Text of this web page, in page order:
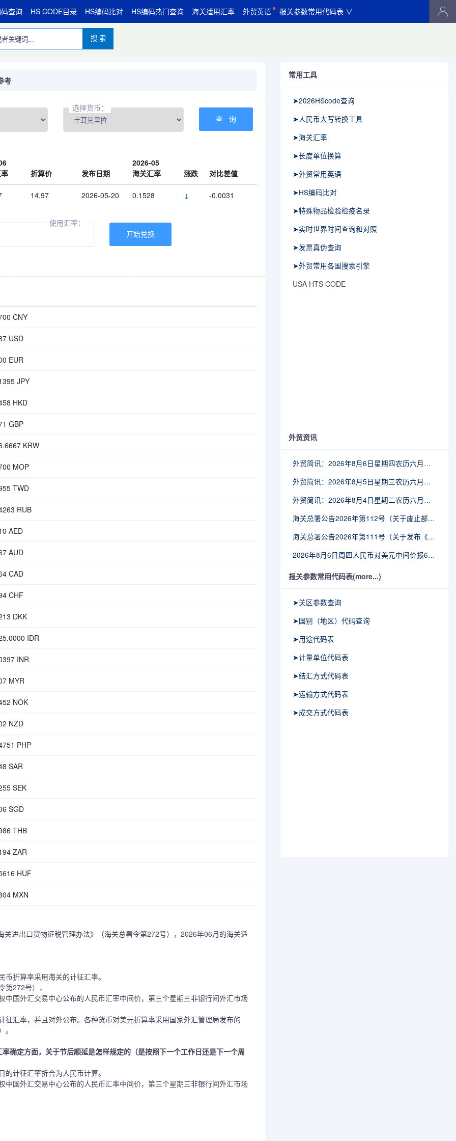
查询 HS CODE目录 HS编码比对 HS编码热门查询 海关适用汇率 外贸英语 报关参数常用代码表 ∨
搜 索
考
选择货币：
折算价 发布日期
2026-05
海关汇率
涨跌 对比差值
14.97 2026-05-20 0.1528 ↓ -0.0031
使用汇率：
CNY
USD
EUR
JPY
HKD
GBP
KRW
MOP
TWD
RUB
AED
AUD
CAD
CHF
DKK
IDR
INR
MYR
NOK
NZD
PHP
SAR
SEK
SGD
THB
ZAR
HUF
MXN
进出口货物征税管理办法》（海关总署令第272号），2026年06月的海关适
折算率采用海关的计征汇率。
272号），
国外汇交易中心公布的人民币汇率中间价，第三个星期三非银行间外汇市场
汇率，并且对外公布。各种货币对美元折算率采用国家外汇管理局发布的
确定方面，关于节后顺延是怎样规定的（是按照下一个工作日还是下一个周
计征汇率折合为人民币计算。
国外汇交易中心公布的人民币汇率中间价，第三个星期三非银行间外汇市场
常用工具
➤2026HScode查询
➤人民币大写转换工具
➤海关汇率
➤长度单位换算
➤外贸常用英语
➤HS编码比对
➤特殊物品检验检疫名录
➤实时世界时间查询和对照
➤发票真伪查询
➤外贸常用各国搜索引擎
USA HTS CODE
外贸资讯
外贸简讯：2026年8月6日星期四农历六月廿四
外贸简讯：2026年8月5日星期三农历六月廿三
外贸简讯：2026年8月4日星期二农历六月廿二
海关总署公告2026年第112号（关于废止部分卫生检疫类规范性文件的公告）
海关总署公告2026年第111号（关于发布《进出境动植物检疫处理监督管理工作规定》《进出境卫生处理监督管理工作规定》的公告）
2026年8月6日周四人民币对美元中间价报6.7895调贬6个基点
报关参数常用代码表(more...)
➤关区参数查询
➤国别（地区）代码查询
➤用途代码表
➤计量单位代码表
➤结汇方式代码表
➤运输方式代码表
➤成交方式代码表